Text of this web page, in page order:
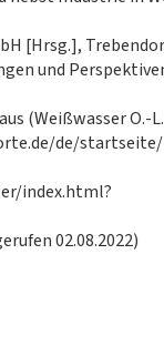
[Hrsg.],
und
(Weißwasser O.-
de/startseite/
index.html?
02.08.2022)